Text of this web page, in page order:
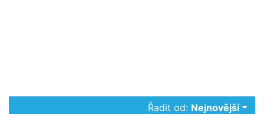
Řadit od: Nejnovější